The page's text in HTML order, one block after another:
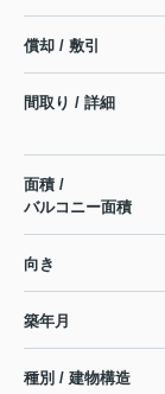
償却 / 敷引
間取り / 詳細
面積 /
バルコニー面積
向き
築年月
種別 / 建物構造